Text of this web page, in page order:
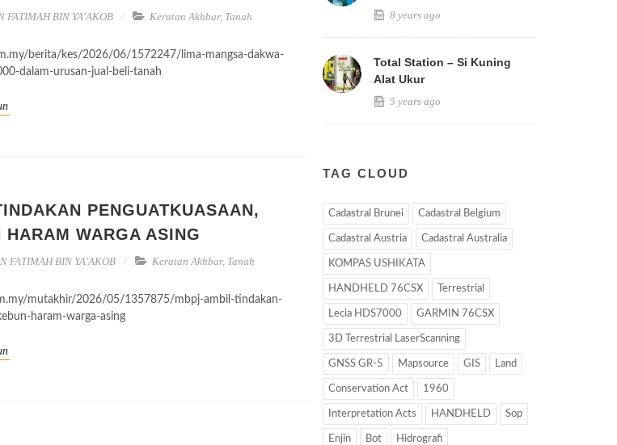
FATIMAH BIN YA'AKOB Keratan Akhbar, Tanah
berita/kes/2026/06/1572247/lima-mangsa-dakwa-
dalam-urusan-jual-beli-tanah
PENGUATKUASAAN,
HARAM WARGA ASING
FATIMAH BIN YA'AKOB Keratan Akhbar, Tanah
mutakhir/2026/05/1357875/mbpj-ambil-tindakan-
haram-warga-asing
8 years ago
Total Station – Si Kuning
Alat Ukur
5 years ago
TAG CLOUD
Cadastral Brunei Cadastral Belgium
Cadastral Austria Cadastral Australia
KOMPAS USHIKATA
HANDHELD 76CSX Terrestrial
Lecia HDS7000 GARMIN 76CSX
3D Terrestrial LaserScanning
GNSS GR-5 Mapsource GIS Land
Conservation Act 1960
Interpretation Acts HANDHELD Sop
Enjin Bot Hidrografi